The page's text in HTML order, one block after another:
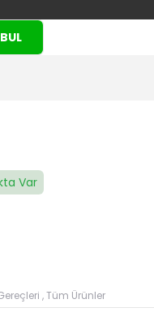
BUL
Var
,Tüm Ürünler